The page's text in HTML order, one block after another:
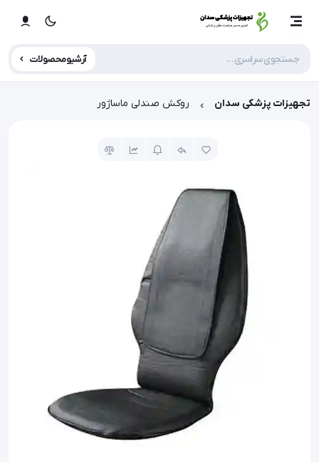
آرشیو محصولات
تجهیزات پزشکی سدان روکش صندلی ماساژور